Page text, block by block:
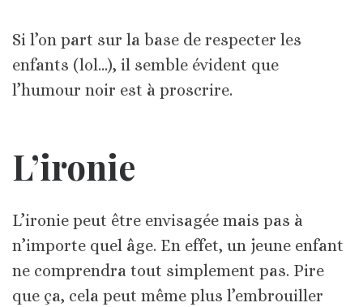
Si l’on part sur la base de respecter les
enfants (lol…), il semble évident que
l’humour noir est à proscrire.
L’ironie
L’ironie peut être envisagée mais pas à
n’importe quel âge. En effet, un jeune enfant
ne comprendra tout simplement pas. Pire
que ça, cela peut même plus l’embrouiller